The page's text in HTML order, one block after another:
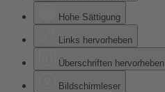
Hohe Sättigung
Links hervorheben
Überschriften hervorheben
Bildschirmleser